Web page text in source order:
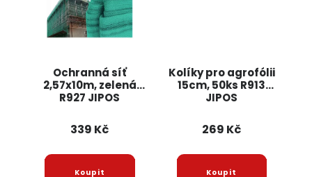
Ochranná síť
2,57x10m, zelená
R927 JIPOS
339 Kč
Kolíky pro agrofólii
15cm, 50ks R913
JIPOS
269 Kč